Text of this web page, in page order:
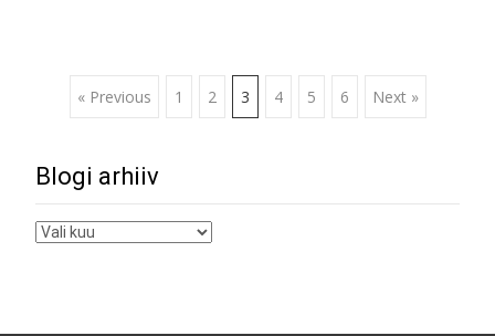
Posts
navigation
« Previous 1 2 3 4 5 6 Next »
Blogi arhiiv
Blogi